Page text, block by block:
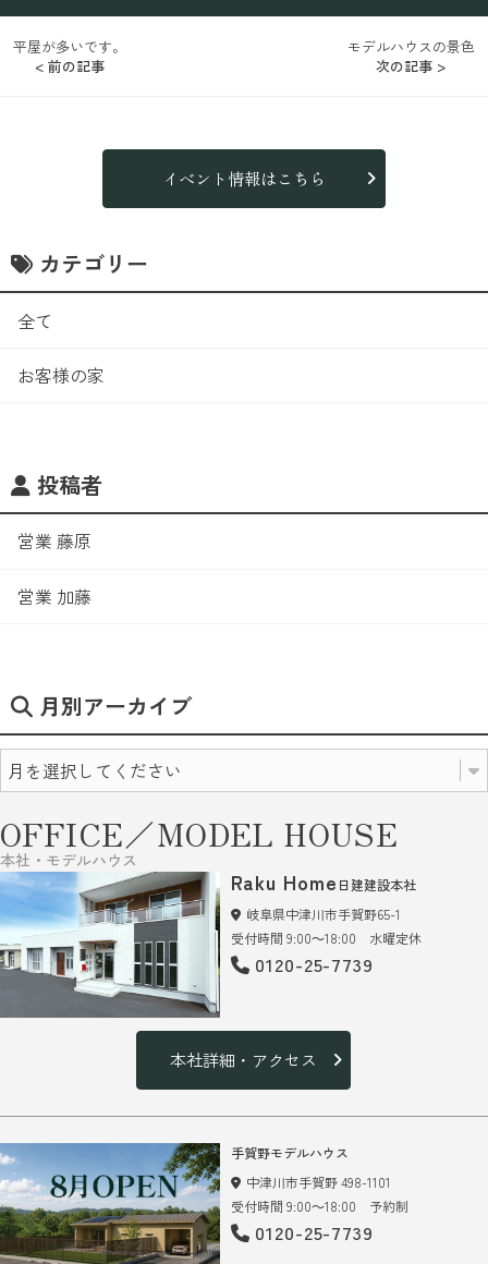
< 前の記事
平屋が多いです。
モデルハウスの景色
次の記事 >
イベント情報はこちら
カテゴリー
全て
お客様の家
投稿者
営業 藤原
営業 加藤
月別アーカイブ
OFFICE／MODEL HOUSE
本社・モデルハウス
Raku Home 日建建設本社
岐阜県中津川市手賀野65-1
受付時間 9:00～18:00 水曜定休
0120-25-7739
本社詳細・アクセス
手賀野モデルハウス
中津川市手賀野 498-1101
受付時間 9:00～18:00 予約制
0120-25-7739